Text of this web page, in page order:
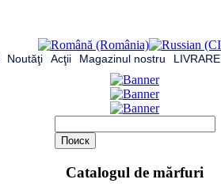
Noutăţi Acţii Magazinul nostru LIVRARE
Catalogul de mărfuri